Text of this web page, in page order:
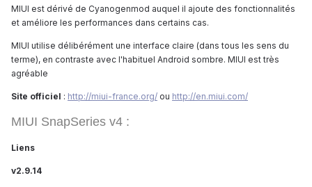
MIUI est dérivé de Cyanogenmod auquel il ajoute des fonctionnalités
et améliore les performances dans certains cas.
MIUI utilise délibérément une interface claire (dans tous les sens du
terme), en contraste avec l'habituel Android sombre. MIUI est très
agréable
Site officiel : http://miui-france.org/ ou http://en.miui.com/
MIUI SnapSeries v4 :
Liens
v2.9.14